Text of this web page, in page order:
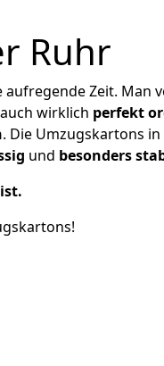
Ruhr
Zeit. Man
wirklich perfekt
. Die Umzugskartons
und besonders